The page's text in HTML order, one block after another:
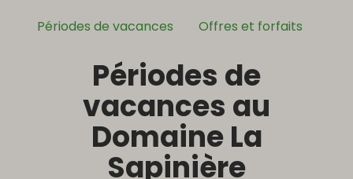
Périodes de vacances
Offres et forfaits
Périodes de
vacances au
Domaine La
Sapinière